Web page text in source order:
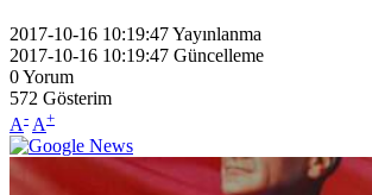
2017-10-16 10:19:47Yayınlanma
2017-10-16 10:19:47 Güncelleme
0Yorum
572 Gösterim
A- A+